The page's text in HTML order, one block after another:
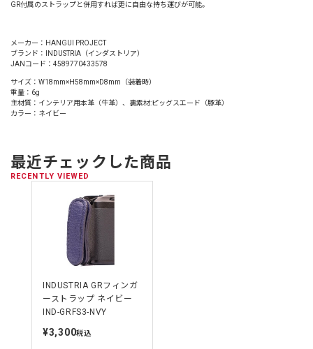
GR付属のストラップと併用すれば更に自由な持ち運びが可能。
メーカー：HANGUI PROJECT
ブランド：INDUSTRIA（インダストリア）
JANコード：4589770433578
サイズ：W18mm×H58mm×D8mm（装着時）
重量：6g
主材質：インテリア用本革（牛革）、裏素材:ピッグスエード（豚革）
カラー：ネイビー
最近チェックした商品
RECENTLY VIEWED
INDUSTRIA GRフィンガ
ーストラップ ネイビー
IND-GRFS3-NVY
定
¥3,300税込